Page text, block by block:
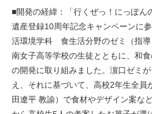
■開発の経緯：「行くぜっ！にっぽん
遺産登録10周年記念キャンペーンに
活環境学科 食生活分野のゼミ（指導
南女子高等学校の生徒とともに、和
の開発に取り組みました。濵口ゼミ
え、それに基づいて、高校2年生全員
田遼平 教諭）で食材やデザイン案な